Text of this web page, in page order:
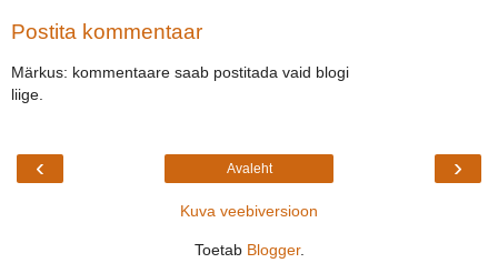
Postita kommentaar
Märkus: kommentaare saab postitada vaid blogi
liige.
‹ ›
Avaleht
Kuva veebiversioon
Toetab Blogger.